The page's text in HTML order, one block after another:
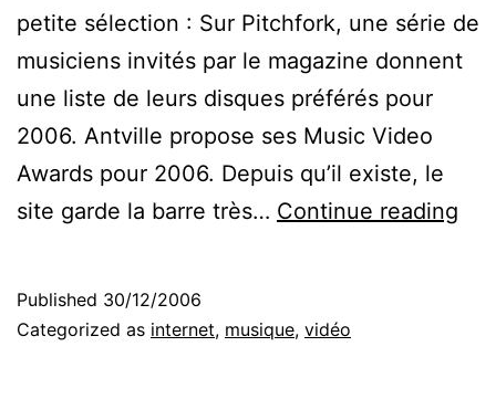
petite sélection : Sur Pitchfork, une série de
musiciens invités par le magazine donnent
une liste de leurs disques préférés pour
2006. Antville propose ses Music Video
Awards pour 2006. Depuis qu’il existe, le
site garde la barre très… Continue reading
Published 30/12/2006
Categorized as internet, musique, vidéo